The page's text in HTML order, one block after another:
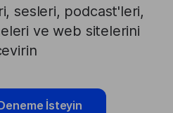
sesleri, podcast'leri,
ve web sitelerini
İsteyin